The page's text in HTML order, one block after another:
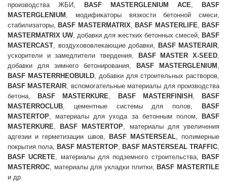
производства ЖБИ, BASF MASTERGLENIUM ACE
BASF
MASTERGLENIUM , модификаторы вязкости бетонной смеси,
стабилизаторы,BASF MASTERMATRIX ,BASF MASTERLIFE ,BASF
MASTERMATRIX UW, добавки для жестких бетонных смесей, BASF
MASTERCAST , воздухововлекающие добавки, BASF MASTERAIR
ускорители и замедлители твердения, BASF MASTER X-SEED
добавки для зимнего бетонирования, BASF MASTERGLENIUM
BASF MASTERRHEOBUILD , добавки для строительных растворов,
BASF MASTERAIR , вспомогательные материалы для производства
бетона,BASF MASTERKURE BASF MASTERFINISH,BASF
MASTERROCLUB , цементные системы для полов, BASF
MASTERTOP , материалы для ухода за бетонным полом, BASF
MASTERKURE ,BASF MASTERTOP , материалы для увеличения
адгезии и герметизации швов, BASF MASTERSEAL, полимерные
покрытия пола, BASF MASTERTOP BASF MASTERSEAL TRAFFIC
BASF UCRETE , материалы для подземного строительства,BASF
MASTERROC , материалы для укладки плитки,BASF MASTERTILE
и др.